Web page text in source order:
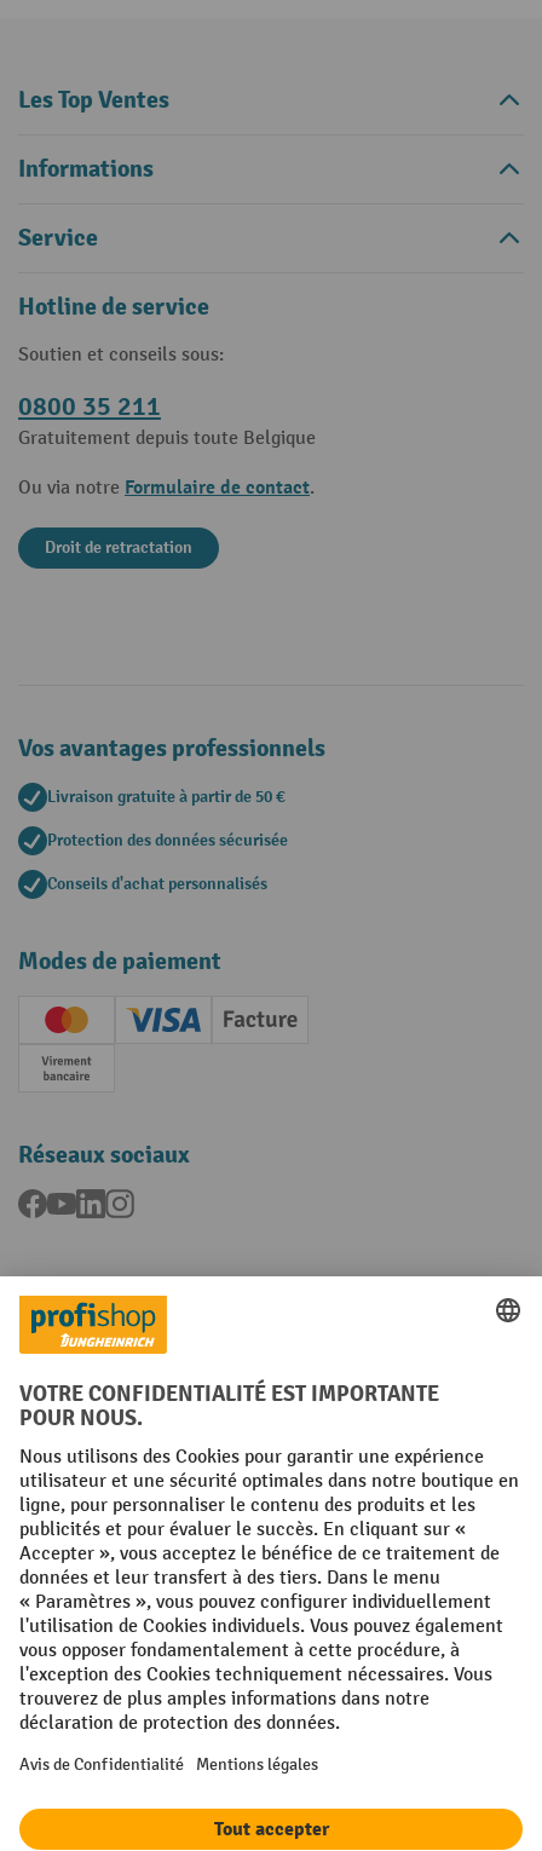
Les Top Ventes
Informations
Service
Hotline de service
Soutien et conseils sous:
0800 35 211
Gratuitement depuis toute Belgique
Ou via notre Formulaire de contact.
Droit de retractation
Vos avantages professionnels
Livraison gratuite à partir de 50 €
Protection des données sécurisée
Conseils d'achat personnalisés
Modes de paiement
Creditcard (Master)Creditcard (Visa)
Facture
Paiement anticipé
Réseaux sociaux
Facebook
YouTubeLinkedInInstagram
Langues
FR NL
Conditions générales Mentions légales
Protection des Données Politique de cookies
All prices excl. VAT plusshipping costsand possible delivery charges,
if not stated otherwise.
¹ La remise est valable jusqu'à épuisement des stocks. La remise ne
s'applique pas aux prix spéciaux. Il n'est pas possible de le combiner
avec d'autres réductions en pourcentage ou bons de réduction. | ² La
réduction sera accordée une seule fois lors de la première inscription
à la newsletter. Le code de réduction est valable pendant 10 jours et
nette minimale de 250,00 €. La réduction varie selon la catégorie de
électriques, les gerbeurs électriques, les chariots élévateurs
électriques et les outils sont exclus de cette promotion. La